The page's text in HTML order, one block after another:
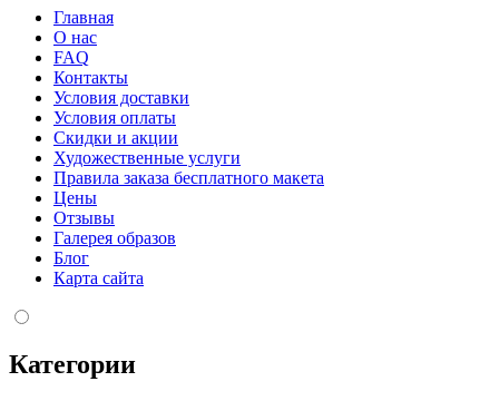
Главная
О нас
FAQ
Контакты
Условия доставки
Условия оплаты
Скидки и акции
Художественные услуги
Правила заказа бесплатного макета
Цены
Отзывы
Галерея образов
Блог
Карта сайта
Категории